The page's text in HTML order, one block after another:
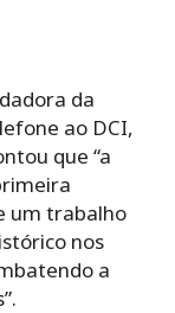
da
ao DCI,
que “a
um trabalho
nos
a